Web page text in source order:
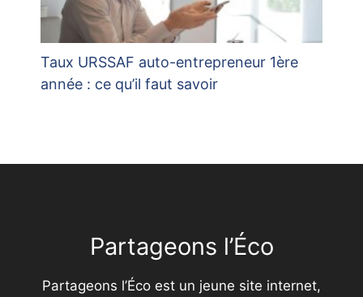
Taux URSSAF auto-entrepreneur 1ère
année : ce qu’il faut savoir
Partageons l’Éco
Partageons l’Éco est un jeune site internet,